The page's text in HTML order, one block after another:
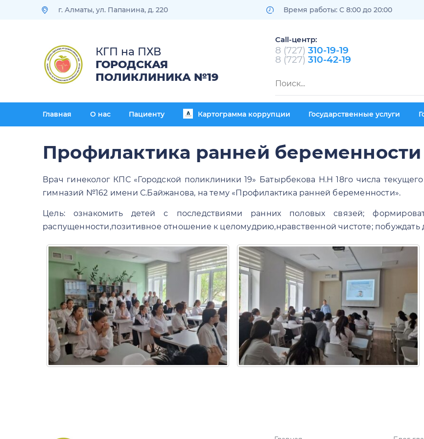
г. Алматы, ул. Папанина, д. 220 Время работы: С 8:00 до 20:00
КГП на ПХВ
ГОРОДСКАЯ
ПОЛИКЛИНИКА №19
Call-центр:
8 (727)310-19-19
8 (727)310-42-19
Главная О нас Пациенту Картограмма коррупции Государственные услуги
Профилактика ранней беременности
Врач гинеколог КПС «Городской поликлиники 19» Батырбекова Н.Н 18го числа
гимназий №162 имени С.Байжанова, на тему «Профилактика ранней беременности».
Цель: ознакомить детей с последствиями ранних половых связей;
распущенности,позитивное отношение к целомудрию,нравственной чистоте;